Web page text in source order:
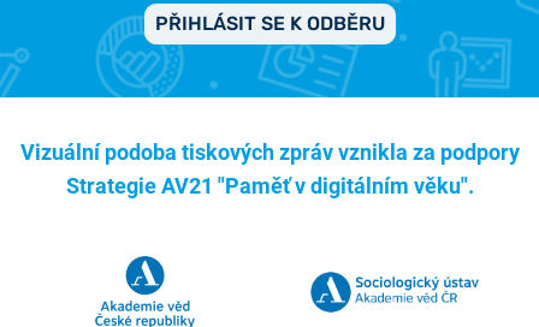
PŘIHLÁSIT SE K ODBĚRU
Vizuální podoba tiskových zpráv vznikla za podpory
Strategie AV21 "Paměť v digitálním věku".